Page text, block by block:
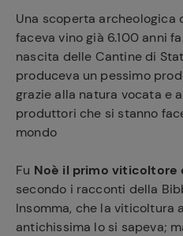
Una scoperta archeologica
faceva vino già 6.100 anni
nascita delle Cantine di
produceva un pessimo
grazie alla natura vocata e
produttori che si stanno
mondo
Fu Noè il primo viticoltore
secondo i racconti della
Insomma, che la viticoltura
antichissima lo si sapeva;